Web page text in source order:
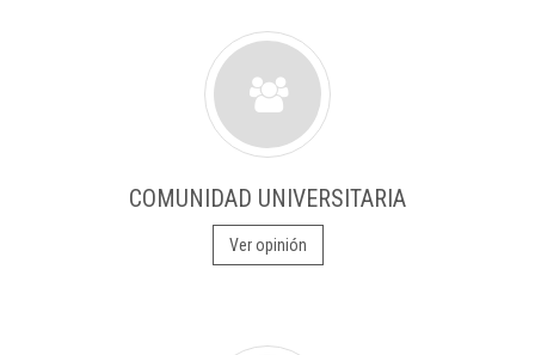
COMUNIDAD UNIVERSITARIA
Ver opinión